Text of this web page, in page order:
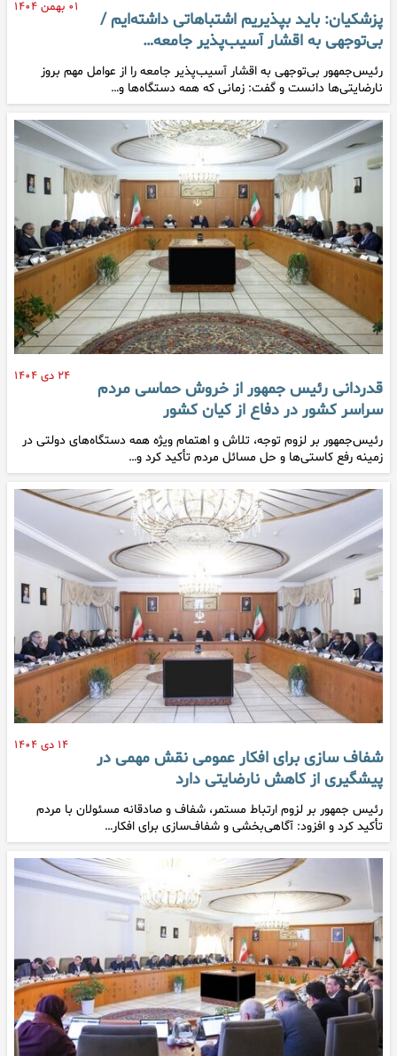
۰۱ بهمن ۱۴۰۴
پزشکیان: باید بپذیریم اشتباهاتی داشته‌ایم /
بی‌توجهی به اقشار آسیب‌پذیر جامعه…
رئیس‌جمهور بی‌توجهی به اقشار آسیب‌پذیر جامعه را از عوامل مهم بروز
نارضایتی‌ها دانست و گفت: زمانی که همه دستگاه‌ها و…
۲۴ دی ۱۴۰۴
قدردانی رئیس جمهور از خروش حماسی مردم
سراسر کشور در دفاع از کیان کشور
رئیس‌جمهور بر لزوم توجه، تلاش و اهتمام ویژه همه دستگاه‌های دولتی در
زمینه رفع کاستی‌ها و حل مسائل مردم تأکید کرد و…
۱۴ دی ۱۴۰۴
شفاف سازی برای افکار عمومی نقش مهمی در
پیشگیری از کاهش نارضایتی دارد
رئیس جمهور بر لزوم ارتباط مستمر، شفاف و صادقانه مسئولان با مردم
تأکید کرد و افزود: آگاهی‌بخشی و شفاف‌سازی برای افکار…